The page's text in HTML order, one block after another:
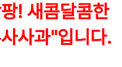
! 새콤달콤한
사과"입니다.